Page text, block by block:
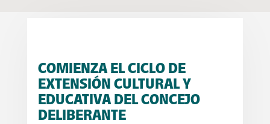
COMIENZA EL CICLO DE
EXTENSIÓN CULTURAL Y
EDUCATIVA DEL CONCEJO
DELIBERANTE